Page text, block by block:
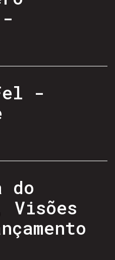
-
-
do
Visões